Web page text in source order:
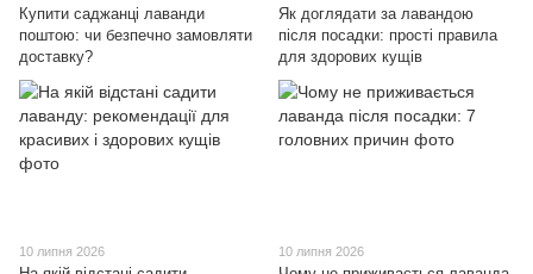
Купити саджанці лаванди
поштою: чи безпечно замовляти
доставку?
Як доглядати за лавандою
після посадки: прості правила
для здорових кущів
10 липня 2026 10 липня 2026